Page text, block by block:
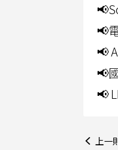
📢
📢
📢
📢
上一